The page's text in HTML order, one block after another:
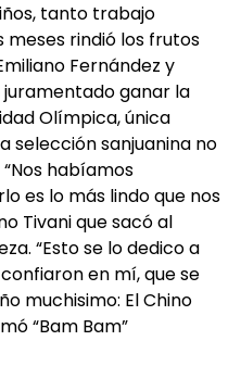
tanto trabajo
meses rindió los frutos
Fernández y
juramentado ganar la
Olímpica, única
selección sanjuanina no
habíamos
es lo más lindo que nos
Tivani que sacó al
“Esto se lo dedico a
en mí, que se
muchisimo: El Chino
“Bam Bam”